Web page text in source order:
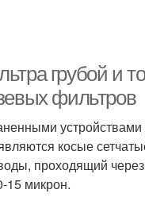
грубой и
фильтров
устройствами
косые
проходящий
15 микрон.